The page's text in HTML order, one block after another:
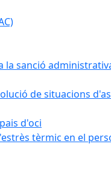
sanció
de situacions
d'oci
tèrmic en el